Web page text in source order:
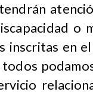
o
inscritas en